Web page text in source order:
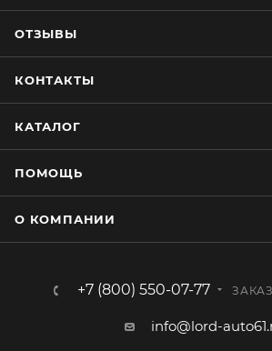
Сиденья переднего ряда 2шт,
Подголовники:2шт, прямые.
2-й ряд.
Спинка заднего ряда цельная 1шт,
Сиденье заднего ряда цельное 1шт.
Чехол подлокотника: нет.
ОТЗЫВЫ
КОНТАКТЫ
КАТАЛОГ
ПОМОЩЬ
О КОМПАНИИ
+7 (800) 550-07-77
info@lord-